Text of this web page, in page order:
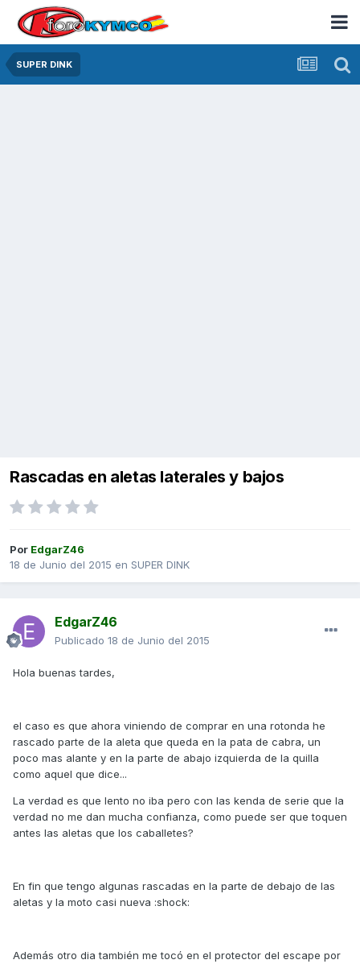
SUPER DINK
Rascadas en aletas laterales y bajos
Por EdgarZ46
18 de Junio del 2015 en SUPER DINK
EdgarZ46
Publicado 18 de Junio del 2015
Hola buenas tardes,
el caso es que ahora viniendo de comprar en una rotonda he
rascado parte de la aleta que queda en la pata de cabra, un
poco mas alante y en la parte de abajo izquierda de la quilla
como aquel que dice...
La verdad es que lento no iba pero con las kenda de serie que la
verdad no me dan mucha confianza, como puede ser que toquen
antes las aletas que los caballetes?
En fin que tengo algunas rascadas en la parte de debajo de las
aletas y la moto casi nueva :shock:
Además otro dia también me tocó en el protector del escape por